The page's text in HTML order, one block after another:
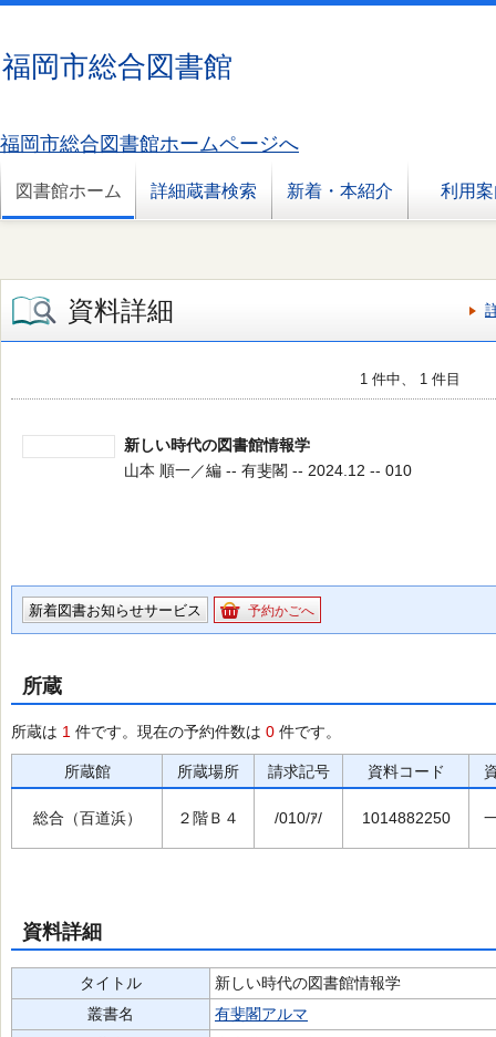
福岡市総合図書館
福岡市総合図書館ホームページへ
図書館ホーム 詳細蔵書検索 新着・本紹介 利用
資料詳細
1 件中、 1 件目
新しい時代の図書館情報学
山本 順一／編 -- 有斐閣 -- 2024.12 -- 010
新着図書お知らせサービス 予約かごへ
所蔵
所蔵は 1 件です。現在の予約件数は 0 件です。
所蔵館 所蔵場所 請求記号 資料コード
総合（百道浜） ２階Ｂ４ /010/ｱ/ 1014882250
資料詳細
タイトル
新しい時代の図書館情報学
叢書名
有斐閣アルマ